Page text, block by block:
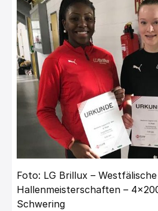
Foto: LG Brillux – Westfälische
Hallenmeisterschaften –
Schwering